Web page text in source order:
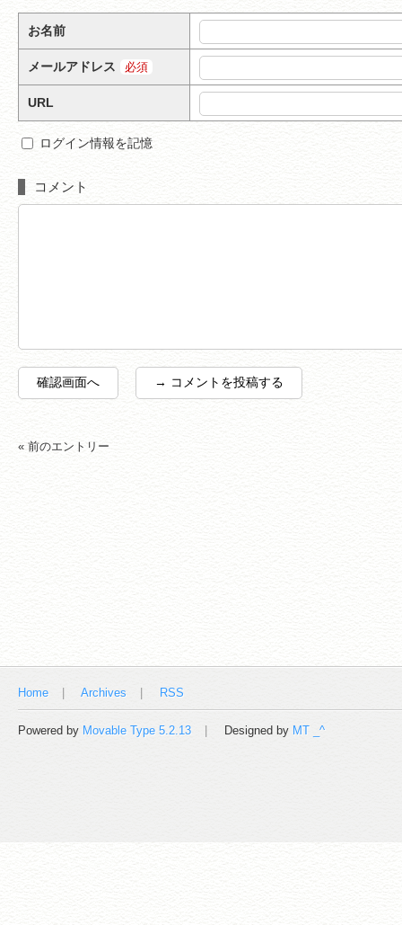
お名前
メールアドレス 必須
URL
ログイン情報を記憶
コメント
« 前のエントリー
Home Archives RSS
Powered by Movable Type 5.2.13 Designed by MT _^